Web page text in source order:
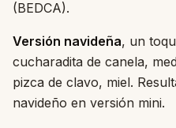
(BEDCA).
Versión navideña, un
cucharadita de canela,
pizca de clavo, miel.
navideño en versión mini.